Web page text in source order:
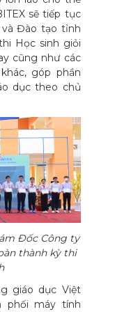
sẽ tiếp tục
và Đào tạo tỉnh
Học sinh giỏi
cũng như các
góp phần
dục theo chủ
Đốc Công ty
thành kỳ thi
giáo dục Việt
phối máy tính